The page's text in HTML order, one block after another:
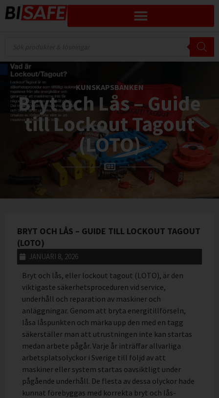
KUNSKAPSBANKEN
Bryt och Lås – Guide
till Lockout Tagout
(LOTO)
BRYT OCH LÅS – GUIDE TILL LOCKOUT TAGOUT
(LOTO)
JANUARI 8, 2026
Bryt och lås, eller lockout tagout (LOTO), är den
viktigaste säkerhetsproceduren vid service,
underhåll och reparation av maskiner och
anläggningar. Genom att bryta energitillförseln,
låsa låspunkten och märka upp den med en tagg
säkerställer man att utrustningen inte kan startas
medan arbete pågår. Varje år inträffar allvarliga
arbetsplatsolyckor i Sverige till följd av att
maskiner eller system startas oavsiktligt under
pågående underhåll. De flesta av dessa olyckor hade
kunnat förebyggas med korrekta bryt och lås-